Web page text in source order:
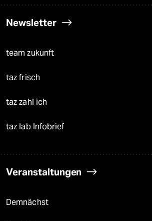
Newsletter
team zukunft
taz frisch
taz zahl ich
taz lab Infobrief
Veranstaltungen
Demnächst